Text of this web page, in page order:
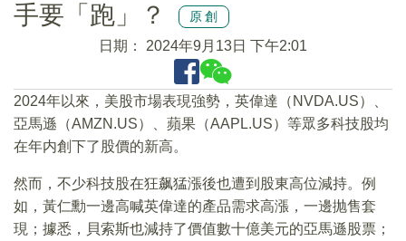
手要「跑」？
原創
日期： 2024年9月13日 下午2:01
2024年以來，美股市場表現強勢，英偉達（NVDA.US）、
亞馬遜（AMZN.US）、蘋果（AAPL.US）等眾多科技股均
在年内創下了股價的新高。
然而，不少科技股在狂飙猛漲後也遭到股東高位減持。例
如，黃仁勳一邊高喊英偉達的產品需求高漲，一邊抛售套
現；據悉，貝索斯也減持了價值數十億美元的亞馬遜股票；